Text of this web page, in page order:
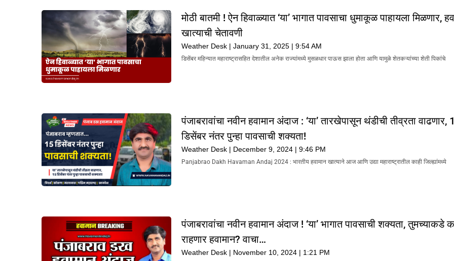
मोठी बातमी ! ऐन हिवाळ्यात ‘या’ भागात पावसाचा धुमाकूळ पाहायला मिळणार,
खात्याची चेतावणी
Weather Desk January 31, 2025 9:54 AM
डिसेंबर महिन्यात महाराष्ट्रासहित देशातील अनेक राज्यांमध्ये मुसळधार पाऊस झाला होता आणि यामुळे शेतकऱ्यांच्या शेती पिकांचे
पंजाबरावांचा नवीन हवामान अंदाज : ‘या’ तारखेपासून थंडीची तीव्रता वाढणार,
डिसेंबर नंतर पुन्हा पावसाची शक्यता!
Weather Desk December 9, 2024 9:46 PM
Panjabrao Dakh Havaman Andaj 2024 : भारतीय हवामान खात्याने आज आणि उद्या महाराष्ट्रातील काही जिल्ह्यांमध्ये
पंजाबरावांचा नवीन हवामान अंदाज ! ‘या’ भागात पावसाची शक्यता, तुमच्याकडे
राहणार हवामान? वाचा…
Weather Desk November 10, 2024 1:21 PM